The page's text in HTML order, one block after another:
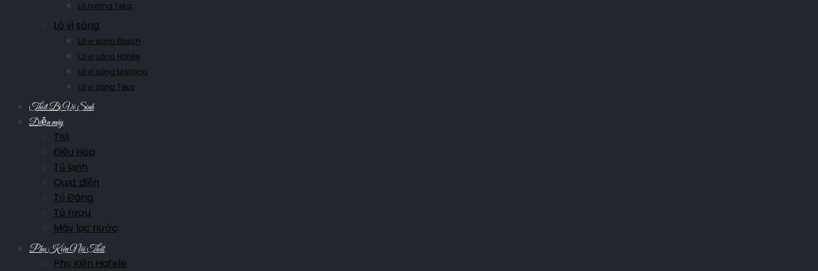
Lò nướng Teka
Lò vi sóng
Lò vi sóng Bosch
Lò vi sóng Hafele
Lò vi sóng Malloca
Lò vi sóng Teka
Thiết Bị Vệ Sinh
Điện máy
Tivi
Điều Hòa
Tủ lạnh
Quạt điện
Tủ Đông
Tủ rượu
Máy lọc nước
Phụ Kiện Nội Thất
Phụ Kiện Hafele